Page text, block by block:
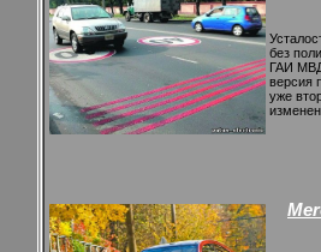
без
ГАИ
версия
уже